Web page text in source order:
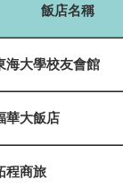
飯店名稱
海大學校友會館
華大飯店
程商旅